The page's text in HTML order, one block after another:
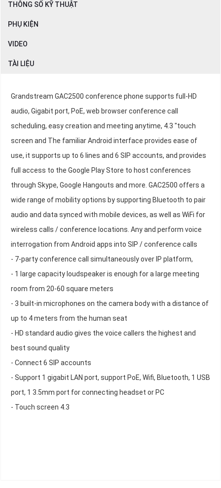
THÔNG SỐ KỸ THUẬT
PHỤ KIỆN
VIDEO
TÀI LIỆU
Grandstream GAC2500 conference phone supports full-HD
audio, Gigabit port, PoE, web browser conference call
scheduling, easy creation and meeting anytime, 4.3 "touch
screen and The familiar Android interface provides ease of
use, it supports up to 6 lines and 6 SIP accounts, and provides
full access to the Google Play Store to host conferences
through Skype, Google Hangouts and more. GAC2500 offers a
wide range of mobility options by supporting Bluetooth to pair
audio and data synced with mobile devices, as well as WiFi for
wireless calls / conference locations. Any and perform voice
interrogation from Android apps into SIP / conference calls
- 7-party conference call simultaneously over IP platform,
- 1 large capacity loudspeaker is enough for a large meeting
room from 20-60 square meters
- 3 built-in microphones on the camera body with a distance of
up to 4 meters from the human seat
- HD standard audio gives the voice callers the highest and
best sound quality
- Connect 6 SIP accounts
- Support 1 gigabit LAN port, support PoE, Wifi, Bluetooth, 1 USB
port, 1 3.5mm port for connecting headset or PC
- Touch screen 4.3